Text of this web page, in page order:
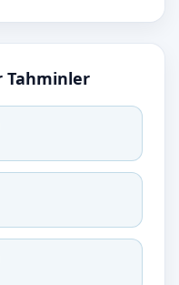
Tahminler